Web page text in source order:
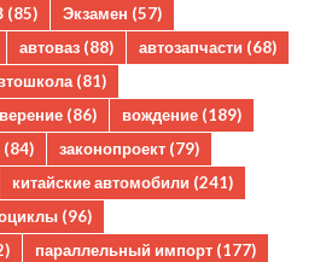
(85) Экзамен (57)
автоваз (88) автозапчасти (68)
(81)
(86) вождение (189)
(84) законопроект (79)
китайские автомобили (241)
(96)
параллельный импорт (177)